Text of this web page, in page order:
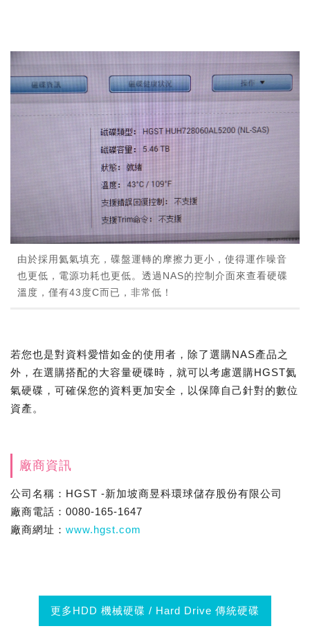
由於採用氦氣填充，碟盤運轉的摩擦力更小，使得運作噪音
也更低，電源功耗也更低。透過NAS的控制介面來查看硬碟
溫度，僅有43度C而已，非常低！
若您也是對資料愛惜如金的使用者，除了選購NAS產品之
外，在選購搭配的大容量硬碟時，就可以考慮選購HGST氦
氣硬碟，可確保您的資料更加安全，以保障自己針對的數位
資產。
廠商資訊
公司名稱：HGST -新加坡商昱科環球儲存股份有限公司
廠商電話：0080-165-1647
廠商網址： www.hgst.com
更多HDD 機械硬碟 / Hard Drive 傳統硬碟